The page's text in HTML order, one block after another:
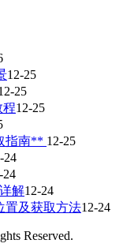
12-25
25
程12-25
指南** 12-25
24
24
解12-24
置及获取方法12-24
Reserved.